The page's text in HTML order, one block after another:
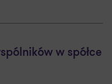
w spółce